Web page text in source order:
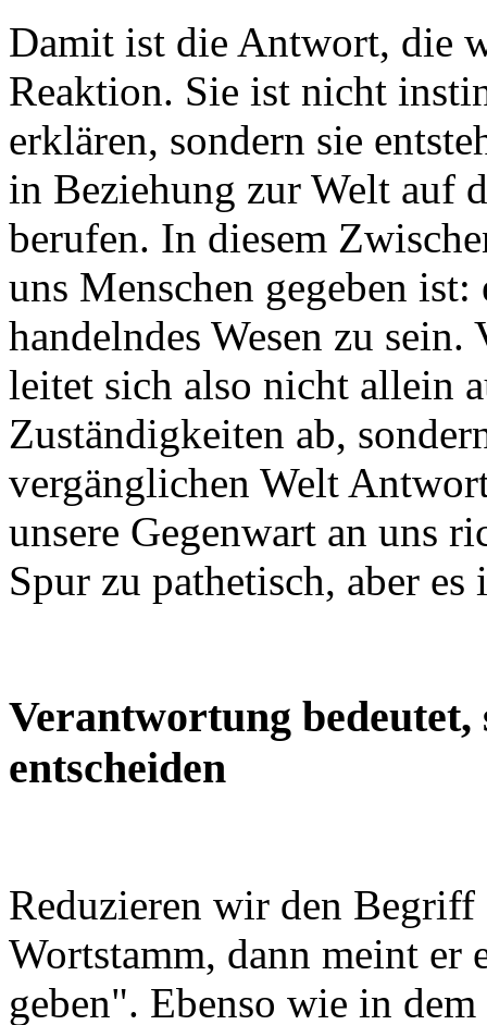
Damit ist die Antwort, die
Reaktion. Sie ist nicht
erklären, sondern sie
in Beziehung zur Welt auf
berufen. In diesem
uns Menschen gegeben
handelndes Wesen zu
leitet sich also nicht allein
Zuständigkeiten ab,
vergänglichen Welt
unsere Gegenwart an uns
Spur zu pathetisch, aber es
Verantwortung
entscheiden
Reduzieren wir den
Wortstamm, dann meint er
geben". Ebenso wie in